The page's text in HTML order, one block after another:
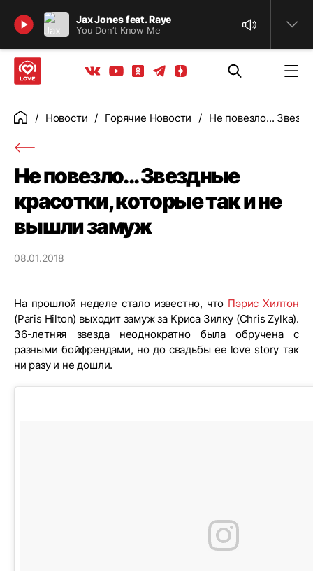
Jax Jones feat. Raye
You Don’t Know Me
Найти
Вконтакте
YoutubeОдноклассники
ТелеграмЯндекс дзен
ГлавнаяНовости Горячие Новости Не повезло...
Не повезло... Звездные
красотки, которые так и не
вышли замуж
08.01.2018
На прошлой неделе стало известно, что Пэрис Хилтон
(Paris Hilton) выходит замуж за Криса Зилку (Chris Zylka).
36-летняя звезда неоднократно была обручена с
разными бойфрендами, но до свадьбы ее love story так
ни разу и не дошли.